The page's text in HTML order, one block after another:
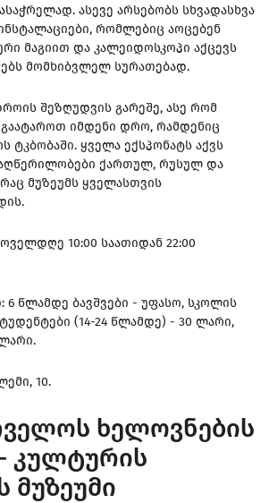
ასევე არსებობს სხვადასხვა
რომლებიც აოცებენ
მაგიით და კალეიდოსკოპი აქცევს
მომხიბვლელ სურათებად.
შეზღუდვის გარეშე, ასე რომ
იმდენი დრო, რამდენიც
ტკბობაში. ყველა ექსპონატს აქვს
ქართულ, რუსულ და
მუზეუმს ყველასთვის
10:00 საათიდან 22:00
6 წლამდე ბავშვები - უფასო, სკოლის
(14-24 წლამდე) - 30 ლარი,
10.
ხელოვნების
კულტურის
მუზეუმი